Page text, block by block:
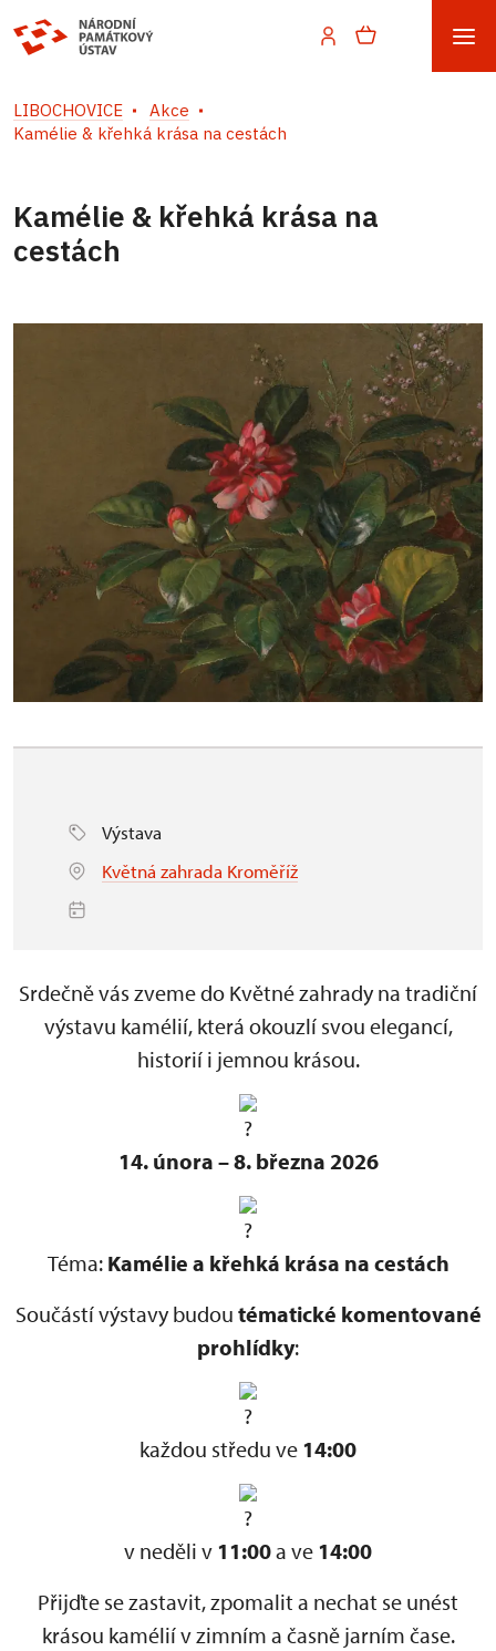
LIBOCHOVICE
Akce
Kamélie & křehká krása na cestách
Kamélie & křehká krása na
cestách
Výstava
Květná zahrada Kroměříž
Srdečně vás zveme do Květné zahrady na tradiční
výstavu kamélií, která okouzlí svou elegancí,
historií i jemnou krásou.
14. února – 8. března 2026
Téma: Kamélie a křehká krása na cestách
Součástí výstavy budou tématické komentované
prohlídky:
každou středu ve 14:00
v neděli v 11:00a ve 14:00
Přijďte se zastavit, zpomalit a nechat se unést
krásou kamélií v zimním a časně jarním čase.